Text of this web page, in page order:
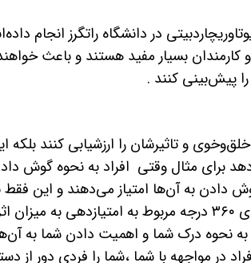
در دانشگاه راتگرز انجام
و کارمندان بسیار مفید هستند و باعث
پیش‌بینی کنند .
خلق‌وخوی و تاثیرشان را ارزشیابی کنند بلکه
برای مثال وقتی افراد به نحوه گوش
دادن به آن‌ها امتیاز می‌دهند و این فقط
شنیده شدن از طرف شما را گزارش می‌دهد وقتی بازخوردهای ۳۶۰ درجه مربوط به
نحوه درک شما و اهمیت دادن شما به
در مواجهه با شما ،شما را فردی دور از